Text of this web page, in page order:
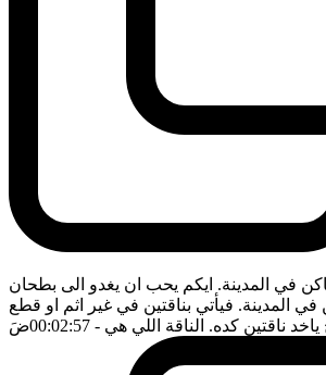
في المدينة. ايكم يحب ان يغدو الى بطحان
في المدينة. فيأتي بناقتين في غير اثم او قطع
ناقتين كده. الناقة اللي هي - 00:02:57 ضَ